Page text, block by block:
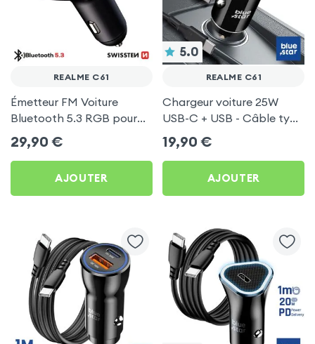
REALME C61
Émetteur FM Voiture
Bluetooth 5.3 RGB pour
Realme C61
29,90 €
AJOUTER
5.0
REALME C61
Chargeur voiture 25W
USB-C + USB - Câble type
C 60W Blue Star pour
Realme C61
19,90 €
AJOUTER